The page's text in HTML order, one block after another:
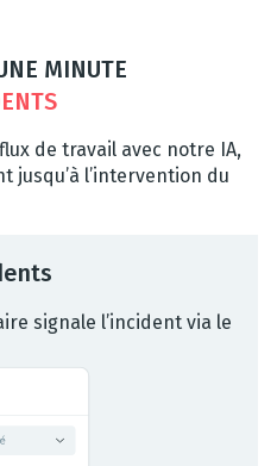
MINUTE
de travail avec notre IA,
jusqu’à l’intervention du
signale l’incident via le